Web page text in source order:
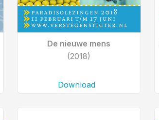
De nieuwe mens
(2018)
Download